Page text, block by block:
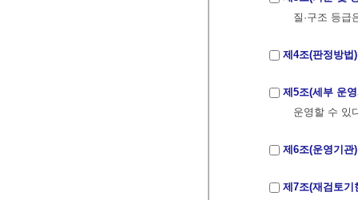
질·구조 등
제4조(판정방법)
제5조(세부 운
운영할 수 있
제6조(운영기관)
제7조(재검토기